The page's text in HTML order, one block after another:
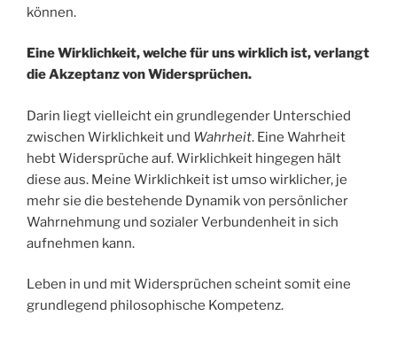
können.
Eine Wirklichkeit, welche für uns wirklich ist, verlangt
die Akzeptanz von Widersprüchen.
Darin liegt vielleicht ein grundlegender Unterschied
zwischen Wirklichkeit und Wahrheit. Eine Wahrheit
hebt Widersprüche auf. Wirklichkeit hingegen hält
diese aus. Meine Wirklichkeit ist umso wirklicher, je
mehr sie die bestehende Dynamik von persönlicher
Wahrnehmung und sozialer Verbundenheit in sich
aufnehmen kann.
Leben in und mit Widersprüchen scheint somit eine
grundlegend philosophische Kompetenz.